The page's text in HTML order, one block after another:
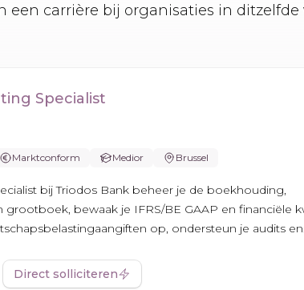
een carrière bij organisaties in
Specialist
Marktconform Medior Brussel
bij Triodos Bank beheer je de boekhouding,
grootboek, bewaak je IFRS/BE GAAP en financiële
op, ondersteun je audits
Direct solliciteren